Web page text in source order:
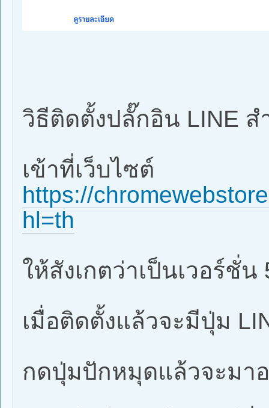
วิธีติดตั้งปลั๊กอิน LINE ส
เข้าที่เว็บไซต์
https://
hl=th
ให้สังเกตว่าเป็นเวอร์ชั่น
เมื่อติดตั้งแล้วจะมีปุ่ม
กดปุ่มปักหมุดแล้วจะมา